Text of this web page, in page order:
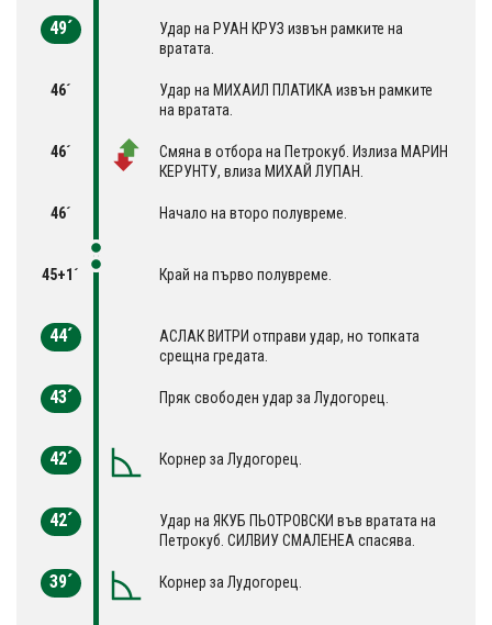
49´
Удар на РУАН КРУЗ извън рамките на
вратата.
46´
Удар на МИХАИЛ ПЛАТИКА извън рамките
на вратата.
46´
Смяна в отбора на Петрокуб. Излиза МАРИН
КЕРУНТУ, влиза МИХАЙ ЛУПАН.
46´ Начало на второ полувреме.
45+1´ Край на първо полувреме.
44´
АСЛАК ВИТРИ отправи удар, но топката
срещна гредата.
43´ Пряк свободен удар за Лудогорец.
42´ Корнер за Лудогорец.
42´
Удар на ЯКУБ ПЬОТРОВСКИ във вратата на
Петрокуб. СИЛВИУ СМАЛЕНЕА спасява.
39´ Корнер за Лудогорец.